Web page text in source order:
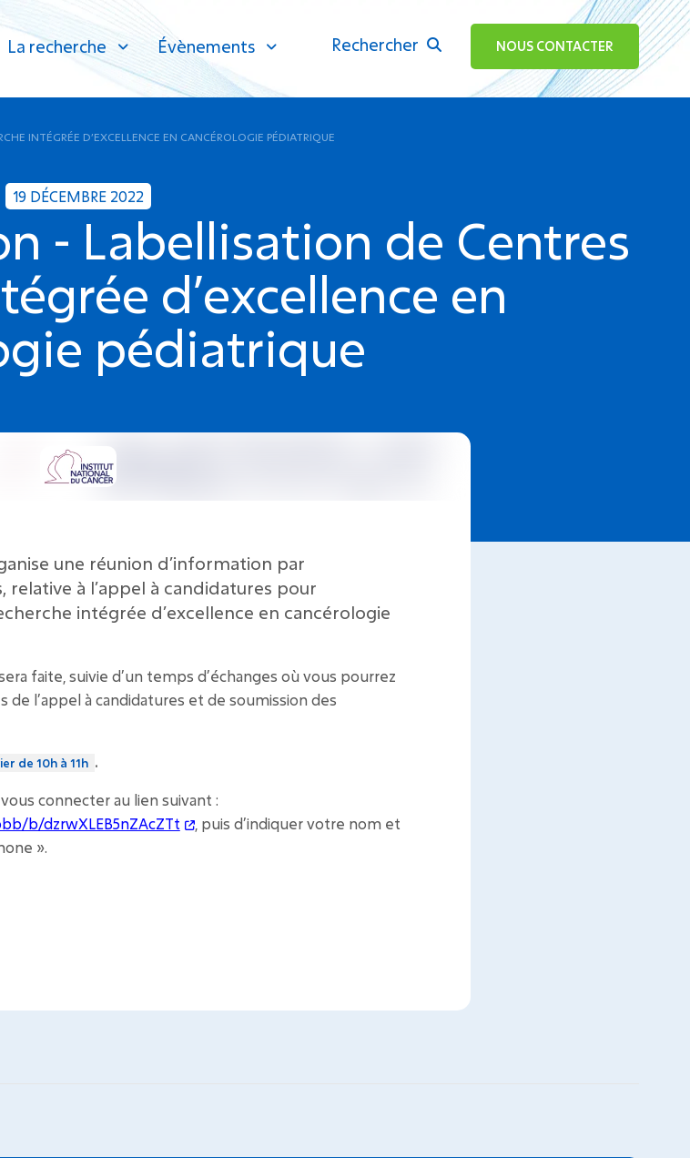
La recherche Évènements Rechercher
ok NOUS CONTACTER
INTÉGRÉE D’EXCELLENCE EN CANCÉROLOGIE PÉDIATRIQUE
19 DÉCEMBRE 2022
- Labellisation de Centres
d’excellence en
pédiatrique
une réunion d’information par
à l’appel à candidatures pour
intégrée d’excellence en cancérologie
faite, suivie d’un temps d’échanges où vous pourrez
l’appel à candidatures et de soumission des
de 10h à 11h .
connecter au lien suivant :
b/dzrwXLEB5nZAcZTt
, puis d’indiquer votre nom et
».